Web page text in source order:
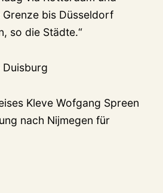
bis Düsseldorf
so die Städte.“
Duisburg
Kleve Wofgang Spreen
nach Nijmegen für